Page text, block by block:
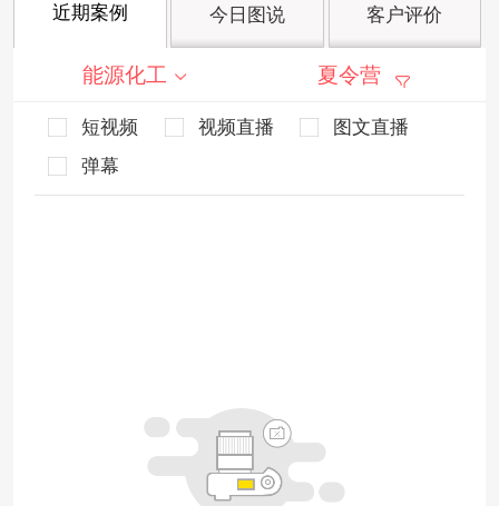
近期案例 今日图说 客户评价
能源化工 夏令营
短视频 视频直播
图文直播
弹幕